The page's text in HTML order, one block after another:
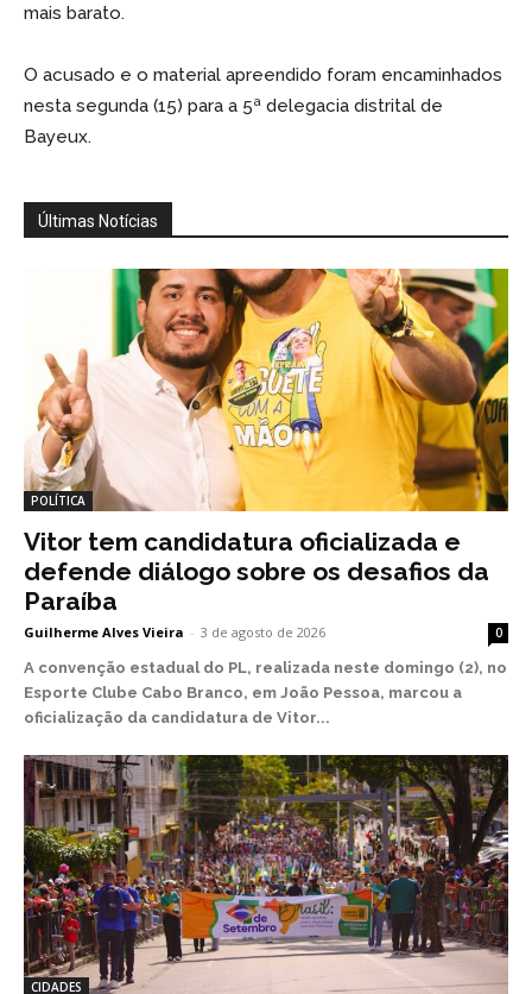
mais barato.
O acusado e o material apreendido foram encaminhados
nesta segunda (15) para a 5ª delegacia distrital de
Bayeux.
Últimas Notícias
POLÍTICA
Vitor tem candidatura oficializada e
defende diálogo sobre os desafios da
Paraíba
Guilherme Alves Vieira - 3 de agosto de 2026 0
A convenção estadual do PL, realizada neste domingo (2), no
Esporte Clube Cabo Branco, em João Pessoa, marcou a
oficialização da candidatura de Vitor...
CIDADES